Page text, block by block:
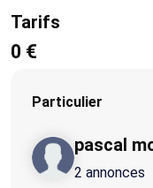
Tarifs
0 €
Particulier
pascal
2 annonces